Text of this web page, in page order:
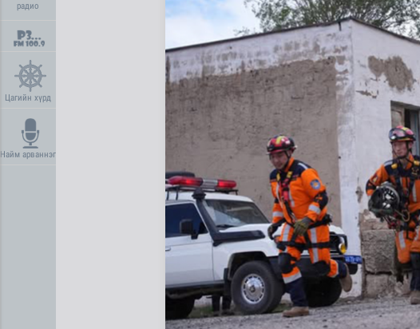
радио
Цагийн хүрд
Найм арваннэг
Газрын тосны агуулахууд эхнээсээ